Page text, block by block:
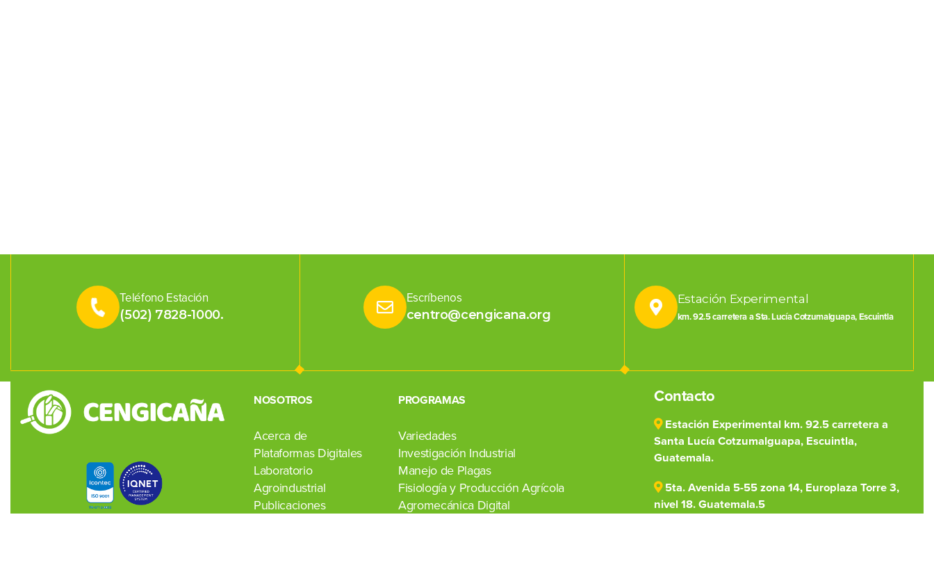
Teléfono Estación
(502) 7828-1000.
Escríbenos
centro@cengicana.org
Estación Experimental
km. 92.5 carretera a Sta. Lucía Cotzumalguapa, Escuintla
NOSOTROS
Acerca de
Plataformas Digitales
Laboratorio
Agroindustrial
Publicaciones
PROGRAMAS
Variedades
Investigación Industrial
Manejo de Plagas
Fisiología y Producción Agrícola
Agromecánica Digital
Contacto
Estación Experimental km. 92.5 carretera a
Santa Lucía Cotzumalguapa, Escuintla,
Guatemala.
5ta. Avenida 5-55 zona 14, Europlaza Torre 3,
nivel 18. Guatemala.5